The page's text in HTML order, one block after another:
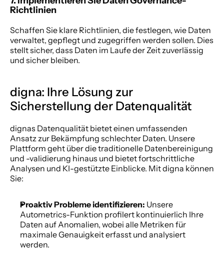
Richtlinien
Schaffen Sie klare Richtlinien, die festlegen, wie Daten
verwaltet, gepflegt und zugegriffen werden sollen. Dies
stellt sicher, dass Daten im Laufe der Zeit zuverlässig
und sicher bleiben.
digna: Ihre Lösung zur
Sicherstellung der Datenqualität
dignas Datenqualität bietet einen umfassenden
Ansatz zur Bekämpfung schlechter Daten. Unsere
Plattform geht über die traditionelle Datenbereinigung
und -validierung hinaus und bietet fortschrittliche
Analysen und KI-gestützte Einblicke. Mit digna können
Sie:
Proaktiv Probleme identifizieren: Unsere
Autometrics-Funktion profilert kontinuierlich Ihre
Daten auf Anomalien, wobei alle Metriken für
maximale Genauigkeit erfasst und analysiert
werden.